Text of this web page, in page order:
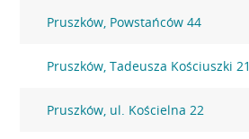
Pruszków, Powstańców 44
Pruszków, Tadeusza Kościuszki 21
Pruszków, ul. Kościelna 22